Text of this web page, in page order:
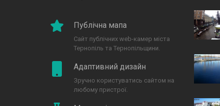
Публічна мапа
Сайт публічних web-камер міста
Тернопіль та Тернопільщини.
Адаптивний дизайн
Зручно користуватись сайтом на
любому пристрої.